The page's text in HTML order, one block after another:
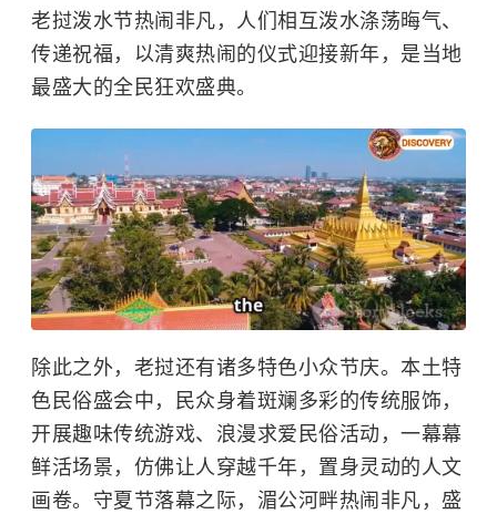
老挝泼水节热闹非凡，人们相互泼水涤荡晦气、
传递祝福，以清爽热闹的仪式迎接新年，是当地
最盛大的全民狂欢盛典。
除此之外，老挝还有诸多特色小众节庆。本土特
色民俗盛会中，民众身着斑斓多彩的传统服饰，
开展趣味传统游戏、浪漫求爱民俗活动，一幕幕
鲜活场景，仿佛让人穿越千年，置身灵动的人文
画卷。守夏节落幕之际，湄公河畔热闹非凡，盛